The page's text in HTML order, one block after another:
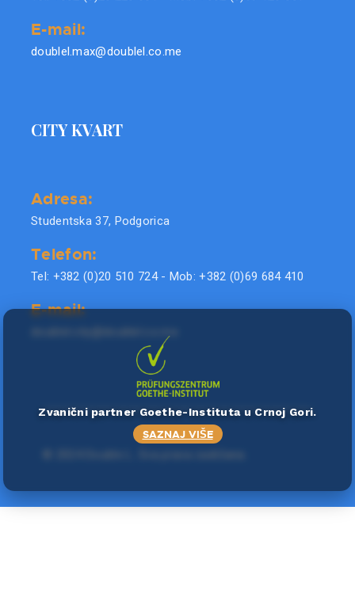
E-mail:
doublel.max@doublel.co.me
CITY KVART
Adresa:
Studentska 37, Podgorica
Telefon:
Tel: +382 (0)20 510 724 - Mob: +382 (0)69 684 410
E-mail:
Zvanični partner Goethe-Instituta u Crnoj Gori.
SAZNAJ VIŠE